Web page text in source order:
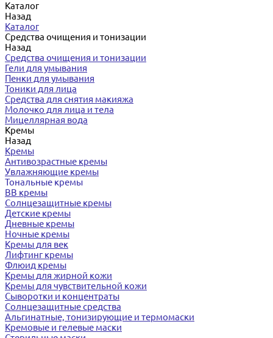
Каталог
Назад
Каталог
Средства очищения и тонизации
Назад
Средства очищения и тонизации
Гели для умывания
Пенки для умывания
Тоники для лица
Средства для снятия макияжа
Молочко для лица и тела
Мицеллярная вода
Кремы
Назад
Кремы
Антивозрастные кремы
Увлажняющие кремы
Тональные кремы
BB кремы
Солнцезащитные кремы
Детские кремы
Дневные кремы
Ночные кремы
Кремы для век
Лифтинг кремы
Флюид кремы
Кремы для жирной кожи
Кремы для чувствительной кожи
Сыворотки и концентраты
Солнцезащитные средства
Альгинатные, тонизирующие и термомаски
Кремовые и гелевые маски